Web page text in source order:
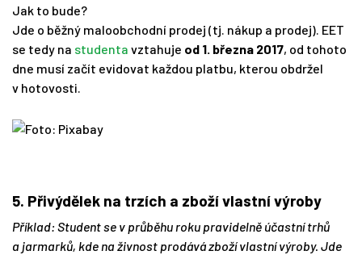
Jak to bude?
Jde o běžný maloobchodní prodej (tj. nákup a prodej). EET
se tedy na studenta vztahuje od 1. března 2017, od tohoto
dne musí začít evidovat každou platbu, kterou obdržel
v hotovosti.
5. Přivýdělek na trzích a zboží vlastní výroby
Příklad: Student se v průběhu roku pravidelně účastní trhů
a jarmarků, kde na živnost prodává zboží vlastní výroby. Jde